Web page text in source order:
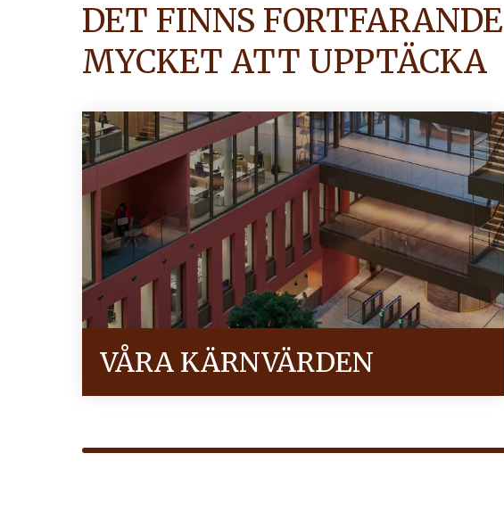
DET FINNS FORTFARANDE
MYCKET ATT UPPTÄCKA
VÅRA KÄRNVÄRDEN